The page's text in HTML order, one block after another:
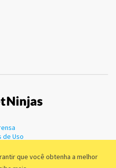
que você obtenha a melhor
de Uso